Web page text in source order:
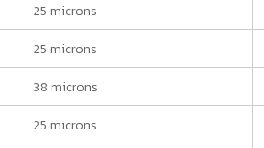
25 microns
25 microns
38 microns
25 microns